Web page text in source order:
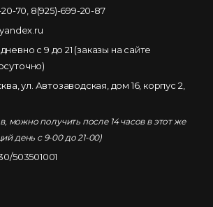
70 8(925)-699-20-87
с 9 до 21 (заказы на сайте
ул. Автозаводская, дом 16, корпус 2,
можно получить после 14 часов в этот же
день с 9-00 до 21-00)
503501001